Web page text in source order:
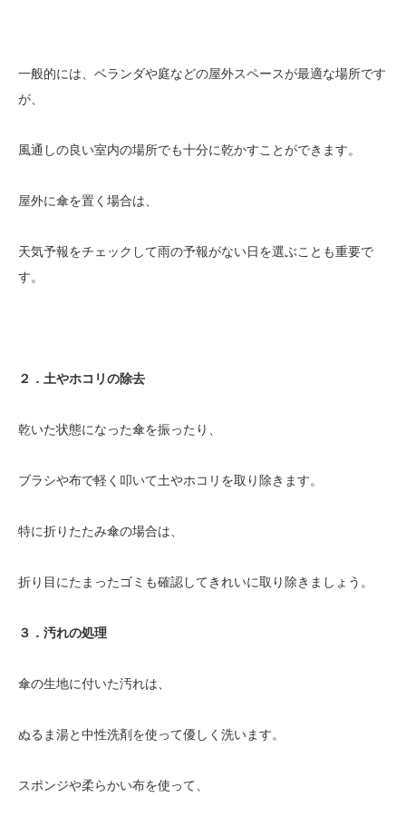
一般的には、ベランダや庭などの屋外スペースが最適な場所です
が、
風通しの良い室内の場所でも十分に乾かすことができます。
屋外に傘を置く場合は、
天気予報をチェックして雨の予報がない日を選ぶことも重要で
す。
２．土やホコリの除去
乾いた状態になった傘を振ったり、
ブラシや布で軽く叩いて土やホコリを取り除きます。
特に折りたたみ傘の場合は、
折り目にたまったゴミも確認してきれいに取り除きましょう。
３．汚れの処理
傘の生地に付いた汚れは、
ぬるま湯と中性洗剤を使って優しく洗います。
スポンジや柔らかい布を使って、